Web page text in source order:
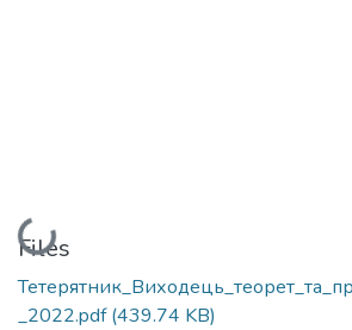
Loading...
Files
_2022.pdf(439.74 KB)